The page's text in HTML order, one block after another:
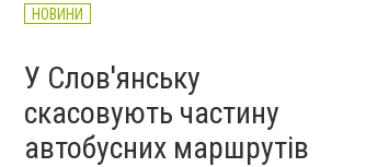
НОВИНИ
У Слов'янську
скасовують частину
автобусних маршрутів